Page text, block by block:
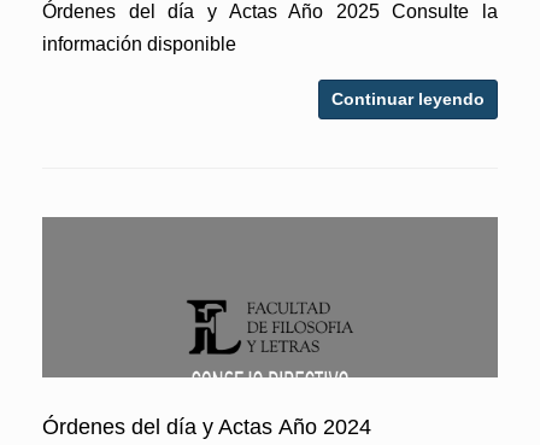
Órdenes del día y Actas Año 2025 Consulte la
información disponible
Continuar leyendo
Órdenes del día y Actas Año 2024